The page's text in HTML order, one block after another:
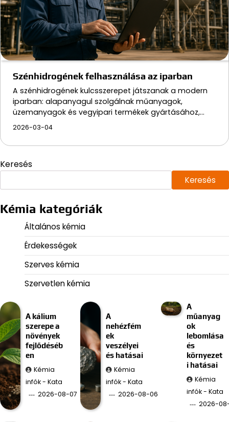
Szénhidrogének felhasználása az iparban
A szénhidrogének kulcsszerepet játszanak a modern
iparban: alapanyagul szolgálnak műanyagok,
üzemanyagok és vegyipari termékek gyártásához,…
2026-03-04
Keresés
Keresés
Kémia kategóriák
Általános kémia
Érdekességek
Szerves kémia
Szervetlen kémia
A kálium
szerepe a
növények
fejlődéséb
en
Kémia
infók - Kata
2026-08-07
A
nehézfém
ek
veszélyei
és hatásai
Kémia
infók - Kata
2026-08-06
A
műanyag
ok
lebomlása
és
környezet
i hatásai
Kémia
infók - Kata
2026-